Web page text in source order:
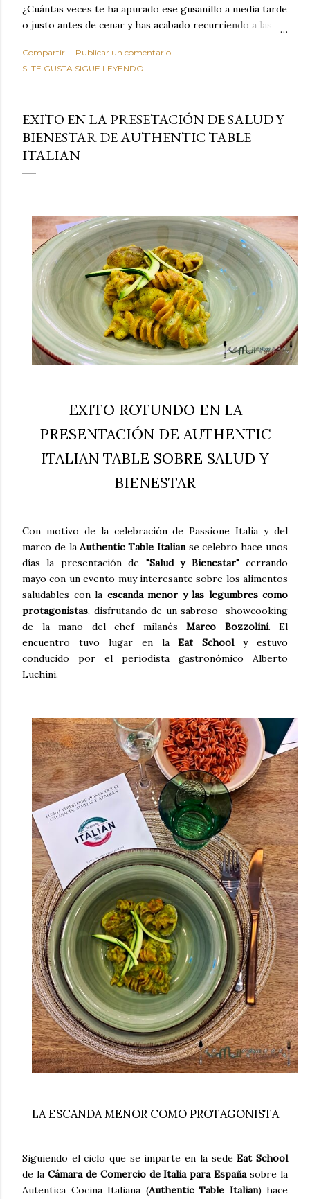
¿Cuántas veces te ha apurado ese gusanillo a media tarde
o justo antes de cenar y has acabado recurriendo a las
típicas patatas de bolsa, frutos secos fritos o snacks
ultraprocesados llenos de grasas saturadas y sodio?
Todos hemos estado ahí. Sin embargo, cuidarse no tiene
satisface. Estas alubias crujientes al horno van a cambiar
por completo tu forma de ver las legumbres. Olvídate de
asociar las alubias únicamente a los guisos tradicionales y
dorado, cargado de proteína y 100% natural. Es el
sustituto perfecto a los frutos se...
Compartir
Publicar un comentario
SI TE GUSTA SIGUE LEYENDO............
EXITO EN LA PRESETACIÓN DE SALUD Y
BIENESTAR DE AUTHENTIC TABLE
ITALIAN
EXITO ROTUNDO EN LA
PRESENTACIÓN DE AUTHENTIC
ITALIAN TABLE SOBRE SALUD Y
BIENESTAR
Con motivo de la celebración de Passione Italia y del
marco de laAuthentic Table Italianse celebro hace unos
días la presentación de "Salud y Bienestar"cerrando
mayo con un evento muy interesante sobre los alimentos
saludables con la escanda menor y las legumbres como
protagonistas, disfrutando de un sabroso showcooking
de la mano del chef milanés Marco Bozzolini. El
encuentro tuvo lugar en laEat School y estuvo
conducido por el periodista gastronómico Alberto
Luchini.
LA ESCANDA MENOR COMO PROTAGONISTA
Siguiendo el ciclo que se imparte en la sedeEat School
de la Cámara de Comercio de Italia para Españasobre la
Autentica Cocina Italiana (Authentic Table Italian) hace